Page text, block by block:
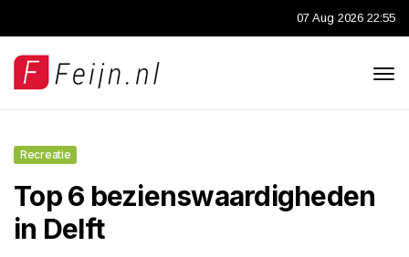
07 Aug 2026 22:55
Recreatie
Top 6 bezienswaardigheden
in Delft